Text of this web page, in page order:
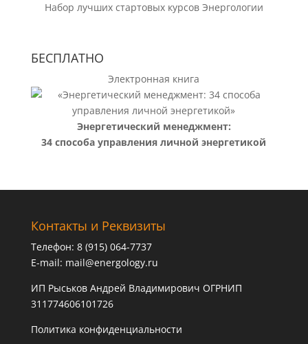
Набор лучших стартовых курсов Энергологии
БЕСПЛАТНО
Электронная книга
Энергетический менеджмент:
34 способа управления личной энергетикой
Контакты и Реквизиты
Телефон: 8 (915) 064-7737
E-mail: mail@energology.ru
ИП Рыськов Андрей Владимирович ОГРНИП
311774606101726
Политика конфиденциальности